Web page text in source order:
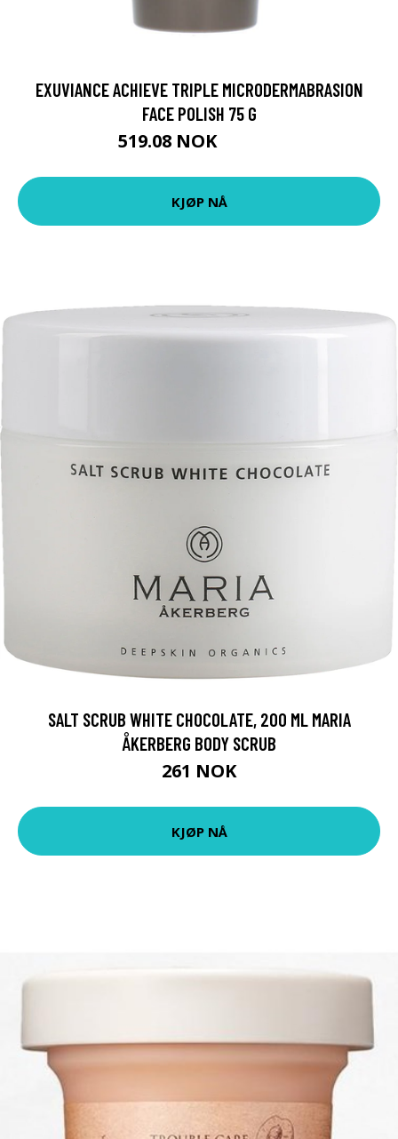
EXUVIANCE ACHIEVE TRIPLE MICRODERMABRASION
FACE POLISH 75 G
519.08 NOK
KJØP NÅ
SALT SCRUB WHITE CHOCOLATE, 200 ML MARIA
ÅKERBERG BODY SCRUB
261 NOK
KJØP NÅ